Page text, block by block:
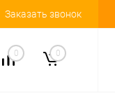
Заказать звонок
0 0